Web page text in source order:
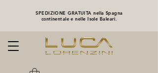
SPEDIZIONE GRATUITA nella Spagna
continentale e nelle Isole Baleari.